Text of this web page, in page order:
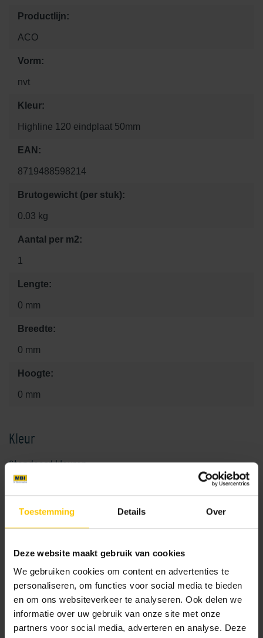
Toestemming Details Over
Deze website maakt gebruik van cookies
We gebruiken cookies om content en advertenties te
personaliseren, om functies voor social media te bieden
en om ons websiteverkeer te analyseren. Ook delen we
informatie over uw gebruik van onze site met onze
partners voor social media, adverteren en analyse. Deze
Productlijn:
ACO
Vorm:
nvt
Kleur:
Highline 120 eindplaat 50mm
EAN:
8719488598214
Brutogewicht (per stuk):
0.03 kg
Aantal per m2:
1
Lengte:
0 mm
Breedte:
0 mm
Hoogte:
0 mm
Kleur
Standaard kleuren
Highline 120 eindplaat 50mm Highline 120 goot 500x50mm